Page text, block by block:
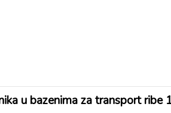
u bazenima za transport